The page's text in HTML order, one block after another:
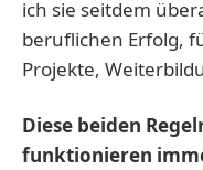
ich sie seitdem
beruflichen Erfolg,
Projekte,
Diese beiden
funktionieren